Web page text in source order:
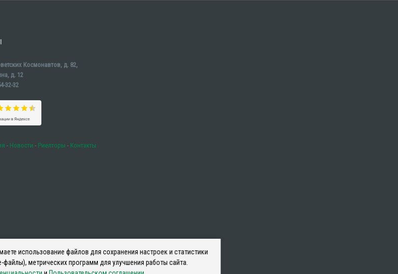
Космонавтов, д. 82,
д. 12
32-32
- Новости - Риелторы - Контакты
использование файлов для сохранения настроек и статистики
метрических программ для улучшения работы сайта.